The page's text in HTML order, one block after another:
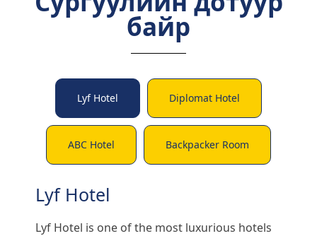
байр
Lyf Hotel Diplomat Hotel
ABC Hotel Backpacker Room
Lyf Hotel
Lyf Hotel is one of the most luxurious hotels